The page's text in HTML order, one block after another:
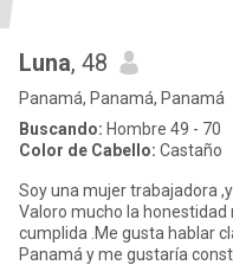
Luna, 48
Panamá, Panamá, Panamá
Buscando: Hombre 49 - 70
Color de Cabello: Castaño
Soy una mujer trabajadora
Valoro mucho la honestidad
cumplida .Me gusta hablar
Panamá y me gustaría